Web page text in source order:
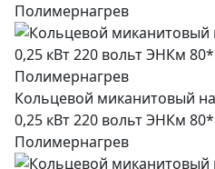
Полимернагрев
Кольцевой миканитовый
0,25 кВт 220 вольт ЭНКм
Полимернагрев